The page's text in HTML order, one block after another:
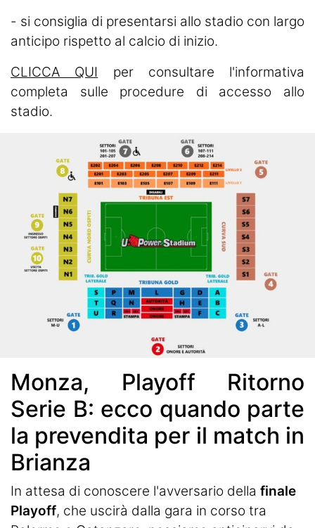
- si consiglia di presentarsi allo stadio con largo
anticipo rispetto al calcio di inizio.
CLICCA QUI per consultare l'informativa
completa sulle procedure di accesso allo
stadio.
Monza, Playoff Ritorno
Serie B: ecco quando parte
la prevendita per il match in
Brianza
In attesa di conoscere l'avversario della finale
Playoff, che uscirà dalla gara in corso tra